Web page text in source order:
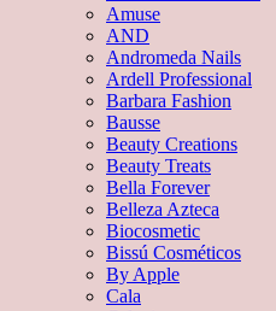
Amuse
AND
Andromeda Nails
Ardell Professional
Barbara Fashion
Bausse
Beauty Creations
Beauty Treats
Bella Forever
Belleza Azteca
Biocosmetic
Bissú Cosméticos
By Apple
Cala